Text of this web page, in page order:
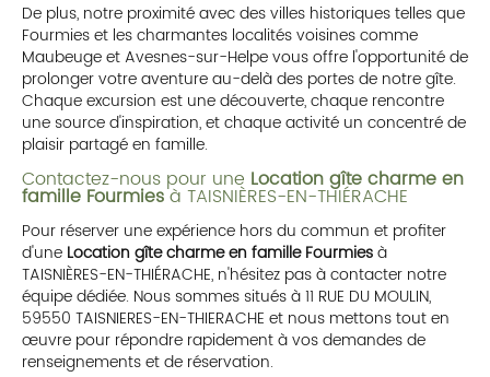
De plus, notre proximité avec des villes historiques telles que
Fourmies et les charmantes localités voisines comme
Maubeuge et Avesnes-sur-Helpe vous offre l'opportunité de
prolonger votre aventure au-delà des portes de notre gîte.
Chaque excursion est une découverte, chaque rencontre
une source d'inspiration, et chaque activité un concentré de
plaisir partagé en famille.
Contactez-nous pour une Location gîte charme en
famille Fourmiesà TAISNIÈRES-EN-THIÉRACHE
Pour réserver une expérience hors du commun et profiter
d'une Location gîte charme en famille Fourmiesà
TAISNIÈRES-EN-THIÉRACHE, n'hésitez pas à contacter notre
équipe dédiée. Nous sommes situés à 11 RUE DU MOULIN,
59550 TAISNIERES-EN-THIERACHE et nous mettons tout en
œuvre pour répondre rapidement à vos demandes de
renseignements et de réservation.